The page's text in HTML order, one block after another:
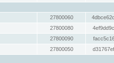
27800060
27800080
27800090
27800050